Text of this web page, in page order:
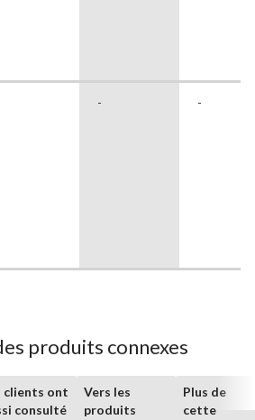
- -
produits connexes
clients ont
consulté
Vers les
produits
Plus de
cette